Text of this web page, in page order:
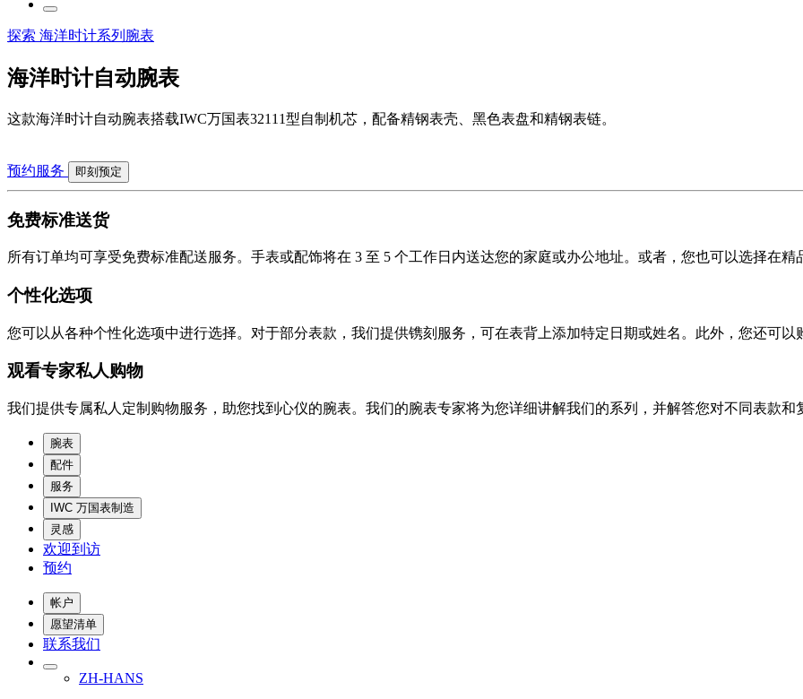
探索 海洋时计系列腕表
海洋时计自动腕表
这款海洋时计自动腕表搭载IWC万国表32111型自制机芯，配备精钢表壳、黑色表盘和精钢表链。
预约服务 即刻预定
免费标准送货
所有订单均可享受免费标准配送服务。手表或配饰将在 3 至 5 个工作日内送达您的家庭或办公地址。或者，您也可以选择在精
个性化选项
您可以从各种个性化选项中进行选择。对于部分表款，我们提供镌刻服务，可在表背上添加特定日期或姓名。此外，您还可以
观看专家私人购物
我们提供专属私人定制购物服务，助您找到心仪的腕表。我们的腕表专家将为您详细讲解我们的系列，并解答您对不同表款和
腕表
配件
服务
IWC 万国表制造
灵感
欢迎到访
预约
帐户
愿望清单
联系我们
ZH-HANS